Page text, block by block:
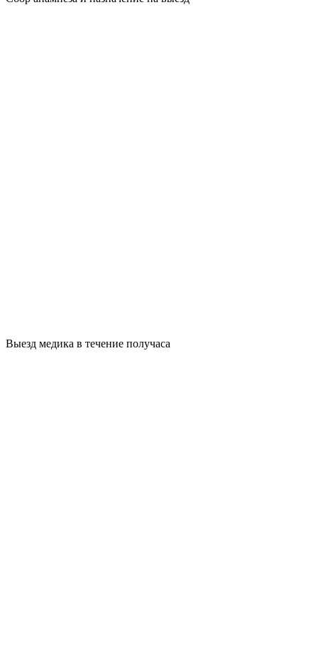
Выезд медика в течение получаса